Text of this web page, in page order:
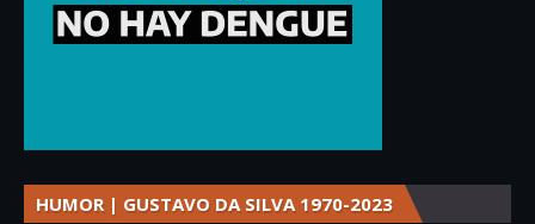
HUMOR | GUSTAVO DA SILVA 1970-2023